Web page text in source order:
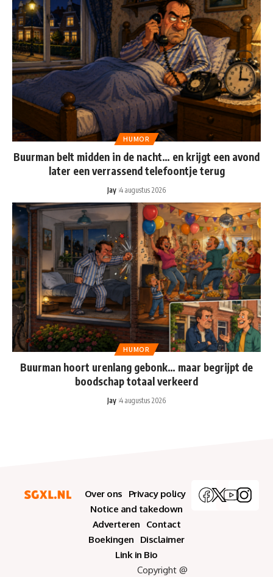
HUMOR
Buurman belt midden in de nacht… en krijgt een avond
later een verrassend telefoontje terug
Jay 4 augustus 2026
HUMOR
Buurman hoort urenlang gebonk… maar begrijpt de
boodschap totaal verkeerd
Jay 4 augustus 2026
Over ons
Privacy policy
Notice and takedown
Adverteren
Contact
Boekingen
Disclaimer
Link in Bio
Copyright @